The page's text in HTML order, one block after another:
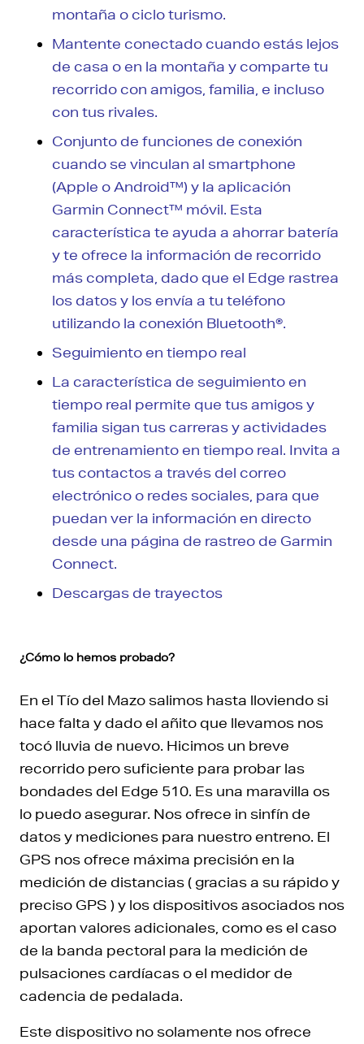
montaña o ciclo turismo.
Mantente conectado cuando estás lejos
de casa o en la montaña y comparte tu
recorrido con amigos, familia, e incluso
con tus rivales.
Conjunto de funciones de conexión
cuando se vinculan al smartphone
(Apple o Android™) y la aplicación
Garmin Connect™ móvil. Esta
característica te ayuda a ahorrar batería
y te ofrece la información de recorrido
más completa, dado que el Edge rastrea
los datos y los envía a tu teléfono
utilizando la conexión Bluetooth®.
Seguimiento en tiempo real
La característica de seguimiento en
tiempo real permite que tus amigos y
familia sigan tus carreras y actividades
de entrenamiento en tiempo real. Invita a
tus contactos a través del correo
electrónico o redes sociales, para que
puedan ver la información en directo
desde una página de rastreo de Garmin
Connect.
Descargas de trayectos
¿Cómo lo hemos probado?
En el Tío del Mazo salimos hasta lloviendo si
hace falta y dado el añito que llevamos nos
tocó lluvia de nuevo. Hicimos un breve
recorrido pero suficiente para probar las
bondades del Edge 510. Es una maravilla os
lo puedo asegurar. Nos ofrece in sinfín de
datos y mediciones para nuestro entreno. El
GPS nos ofrece máxima precisión en la
medición de distancias ( gracias a su rápido y
preciso GPS ) y los dispositivos asociados nos
aportan valores adicionales, como es el caso
de la banda pectoral para la medición de
pulsaciones cardíacas o el medidor de
cadencia de pedalada.
Este dispositivo no solamente nos ofrece